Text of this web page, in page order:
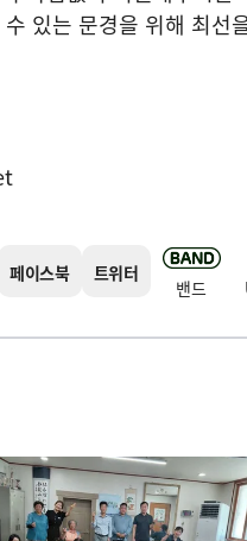
있는 문경을 위해 최선
페이스북 트위터
밴드